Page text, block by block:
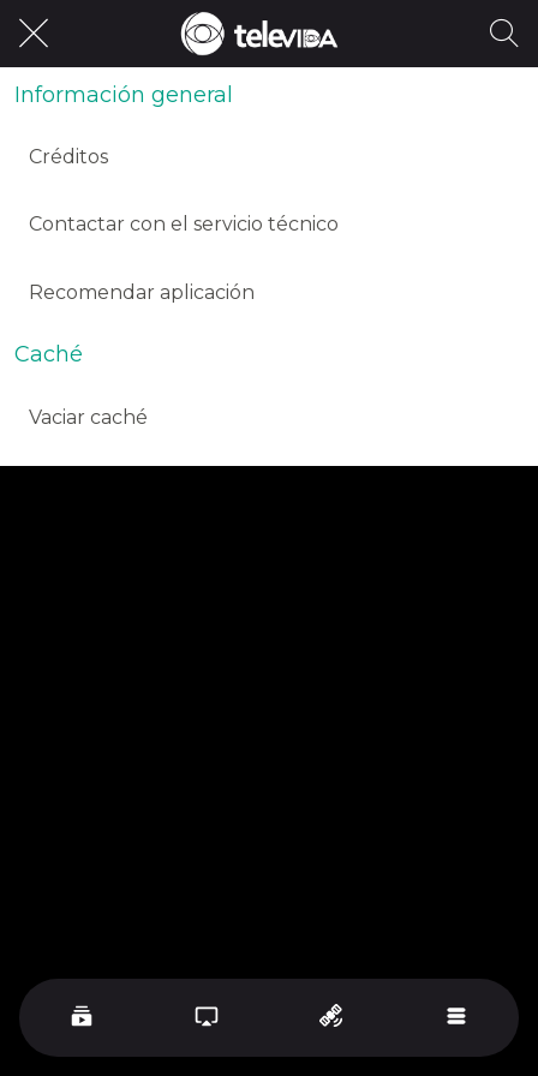
Información general
Créditos
Contactar con el servicio técnico
Recomendar aplicación
Caché
Vaciar caché